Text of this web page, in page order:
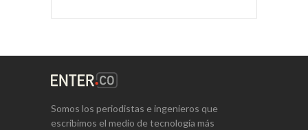
Somos los periodistas e ingenieros que
escribimos el medio de tecnología más